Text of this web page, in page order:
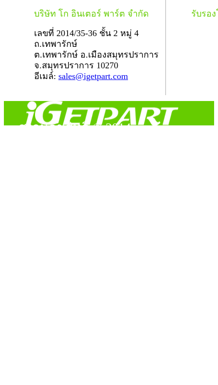
บริษัท โก อินเตอร์ พาร์ต จำกัด
เลขที่ 2014/35-36 ชั้น 2 หมู่ 4
ถ.เทพารักษ์
ต.เทพารักษ์ อ.เมืองสมุทรปราการ
จ.สมุทรปราการ 10270
อีเมล์: sales@igetpart.com
รับรอ
สงวนลิขสิทธิ์ © 2014